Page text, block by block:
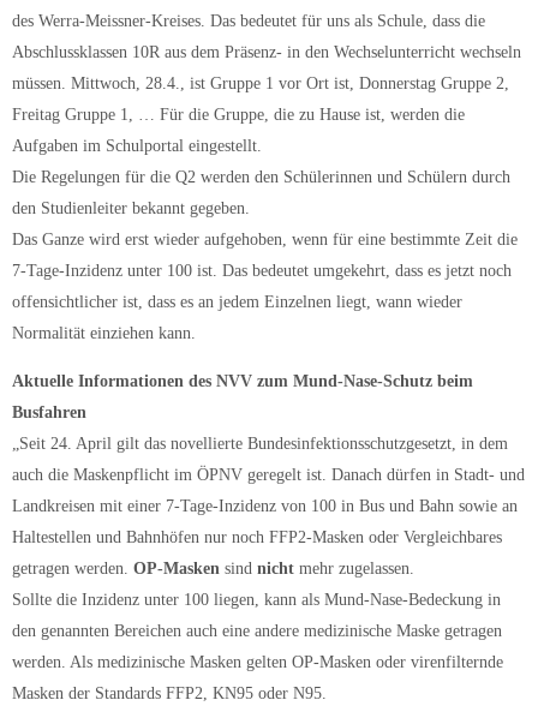
des Werra-Meissner-Kreises. Das bedeutet für uns als Schule, dass die
Abschlussklassen 10R aus dem Präsenz- in den Wechselunterricht wechseln
müssen. Mittwoch, 28.4., ist Gruppe 1 vor Ort ist, Donnerstag Gruppe 2,
Freitag Gruppe 1, … Für die Gruppe, die zu Hause ist, werden die
Aufgaben im Schulportal eingestellt.
Die Regelungen für die Q2 werden den Schülerinnen und Schülern durch
den Studienleiter bekannt gegeben.
Das Ganze wird erst wieder aufgehoben, wenn für eine bestimmte Zeit die
7-Tage-Inzidenz unter 100 ist. Das bedeutet umgekehrt, dass es jetzt noch
offensichtlicher ist, dass es an jedem Einzelnen liegt, wann wieder
Normalität einziehen kann.
Aktuelle Informationen des NVV zum Mund-Nase-Schutz beim
Busfahren
„Seit 24. April gilt das novellierte Bundesinfektionsschutzgesetzt, in dem
auch die Maskenpflicht im ÖPNV geregelt ist. Danach dürfen in Stadt- und
Landkreisen mit einer 7-Tage-Inzidenz von 100 in Bus und Bahn sowie an
Haltestellen und Bahnhöfen nur noch FFP2-Masken oder Vergleichbares
getragen werden. OP-Masken sind nicht mehr zugelassen.
Sollte die Inzidenz unter 100 liegen, kann als Mund-Nase-Bedeckung in
den genannten Bereichen auch eine andere medizinische Maske getragen
werden. Als medizinische Masken gelten OP-Masken oder virenfilternde
Masken der Standards FFP2, KN95 oder N95.